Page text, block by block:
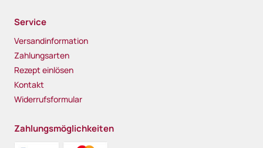
Service
Versandinformation
Zahlungsarten
Rezept einlösen
Kontakt
Widerrufsformular
Zahlungsmöglichkeiten